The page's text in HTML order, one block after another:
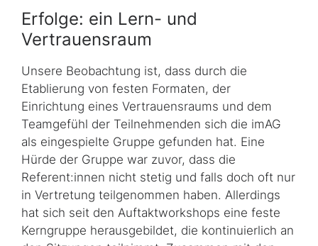
Erfolge: ein Lern- und
Vertrauensraum
Unsere Beobachtung ist, dass durch die
Etablierung von festen Formaten, der
Einrichtung eines Vertrauensraums und dem
Teamgefühl der Teilnehmenden sich die imAG
als einge­spielte Gruppe gefunden hat. Eine
Hürde der Gruppe war zuvor, dass die
Referent:innen nicht stetig und falls doch oft nur
in Vertretung teilgenommen haben. Allerdings
hat sich seit den Auftaktworkshops eine feste
Kerngruppe herausgebildet, die kontinuierlich an